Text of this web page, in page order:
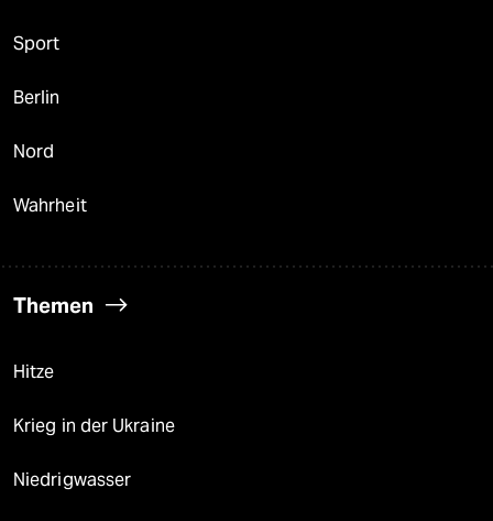
Sport
Berlin
Nord
Wahrheit
Themen
Hitze
Krieg in der Ukraine
Niedrigwasser